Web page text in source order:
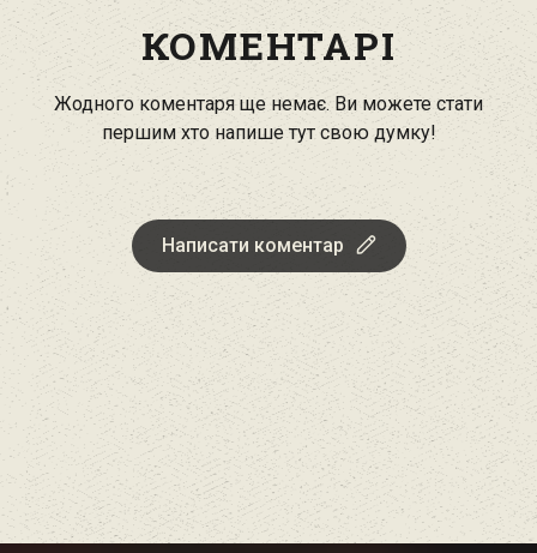
КОМЕНТАРІ
Жодного коментаря ще немає. Ви можете стати
першим хто напише тут свою думку!
Написати коментар